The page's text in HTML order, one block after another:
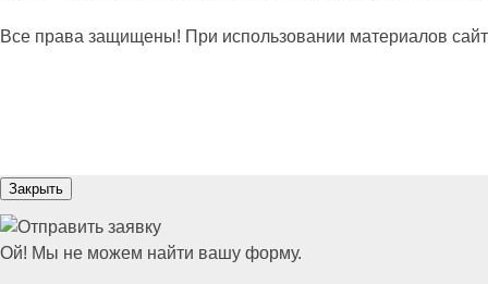
Все права защищены! При использовании материалов
Закрыть
Ой! Мы не можем найти вашу форму.